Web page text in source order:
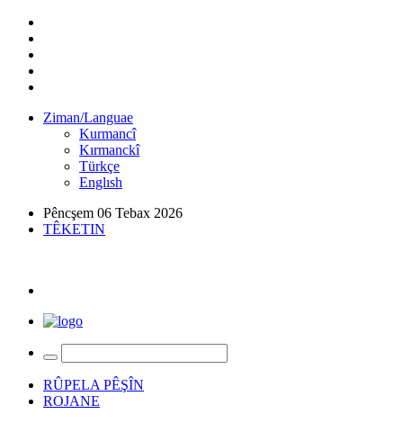
Ziman/Languae
Kurmancî
Kırmanckî
Türkçe
Englısh
Pêncşem 06 Tebax 2026
TÊKETIN
RÛPELA PÊŞÎN
ROJANE